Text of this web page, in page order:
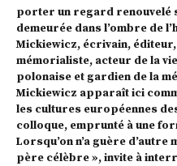
porter un regard renouvelé
demeurée dans l’ombre de
Mickiewicz, écrivain,
mémorialiste, acteur de la
polonaise et gardien de la
Mickiewicz apparaît ici
les cultures européennes
colloque, emprunté à une
Lorsqu’on n’a guère
père célèbre », invite à